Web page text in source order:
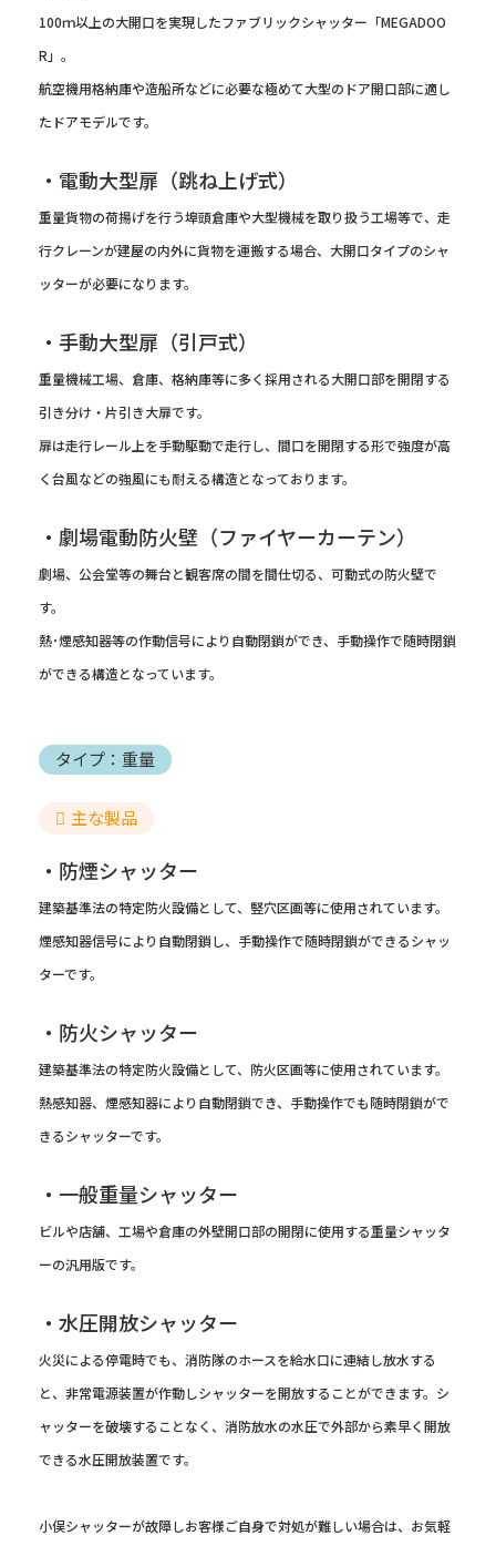
100ｍ以上の大開口を実現したファブリックシャッター「MEGADOO
R」。
航空機用格納庫や造船所などに必要な極めて大型のドア開口部に適し
たドアモデルです。
・電動大型扉（跳ね上げ式）
重量貨物の荷揚げを行う埠頭倉庫や大型機械を取り扱う工場等で、走
行クレーンが建屋の内外に貨物を運搬する場合、大開口タイプのシャ
ッターが必要になります。
・手動大型扉（引戸式）
重量機械工場、倉庫、格納庫等に多く採用される大開口部を開閉する
引き分け・片引き大扉です。
扉は走行レール上を手動駆動で走行し、間口を開閉する形で強度が高
く台風などの強風にも耐える構造となっております。
・劇場電動防火壁（ファイヤーカーテン）
劇場、公会堂等の舞台と観客席の間を間仕切る、可動式の防火壁で
す。
熱･煙感知器等の作動信号により自動閉鎖ができ、手動操作で随時閉鎖
ができる構造となっています。
タイプ：重量
主な製品
・防煙シャッター
建築基準法の特定防火設備として、竪穴区画等に使用されています。
煙感知器信号により自動閉鎖し、手動操作で随時閉鎖ができるシャッ
ターです。
・防火シャッター
建築基準法の特定防火設備として、防火区画等に使用されています。
熱感知器、煙感知器により自動閉鎖でき、手動操作でも随時閉鎖がで
きるシャッターです。
・一般重量シャッター
ビルや店舗、工場や倉庫の外壁開口部の開閉に使用する重量シャッタ
ーの汎用版です。
・水圧開放シャッター
火災による停電時でも、消防隊のホースを給水口に連結し放水する
と、非常電源装置が作動しシャッターを開放することができます。シ
ャッターを破壊することなく、消防放水の水圧で外部から素早く開放
できる水圧開放装置です。
小俣シャッターが故障しお客様ご自身で対処が難しい場合は、お気軽